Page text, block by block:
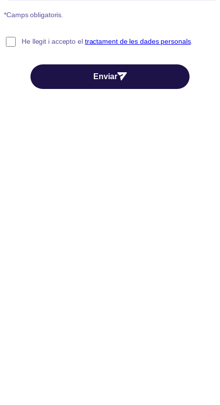
*Camps obligatoris.
He llegit i accepto el tractament de les dades personals.
Enviar